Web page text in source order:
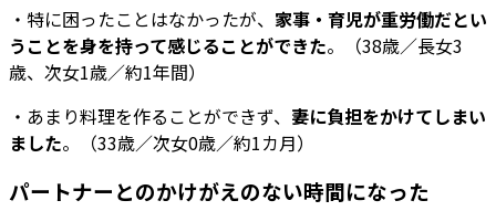
・特に困ったことはなかったが、 家事・育児が重労働だとい
うことを身を持って感じることができた。（38歳／長女3
歳、次女1歳／約1年間）
・あまり料理を作ることができず、 妻に負担をかけてしまい
ました。（33歳／次女0歳／約1カ月）
パートナーとのかけがえのない時間になった